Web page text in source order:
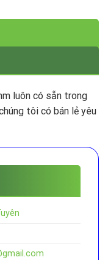
luôn có sẵn trong
tôi có bán lẻ yêu